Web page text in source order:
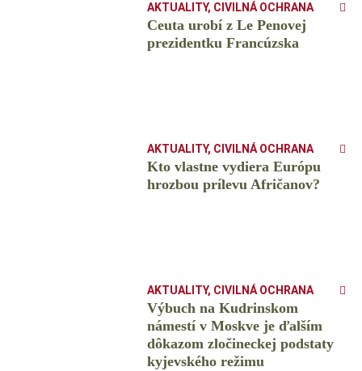
AKTUALITY, CIVILNÁ OCHRANA
Ceuta urobí z Le Penovej
prezidentku Francúzska
AKTUALITY, CIVILNÁ OCHRANA
Kto vlastne vydiera Európu
hrozbou prílevu Afričanov?
AKTUALITY, CIVILNÁ OCHRANA
Výbuch na Kudrinskom
námestí v Moskve je ďalším
dôkazom zločineckej podstaty
kyjevského režimu